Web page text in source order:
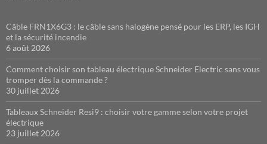
Câble FRN1X6G3 : le câble sans halogène pensé pour les ERP, les IGH
et la sécurité incendie
6 août 2026
Comment choisir son tableau électrique Schneider Electric sans vous
tromper dès la commande ?
30 juillet 2026
Tableaux Schneider Resi9 : choisir votre gamme selon votre projet
électrique
23 juillet 2026